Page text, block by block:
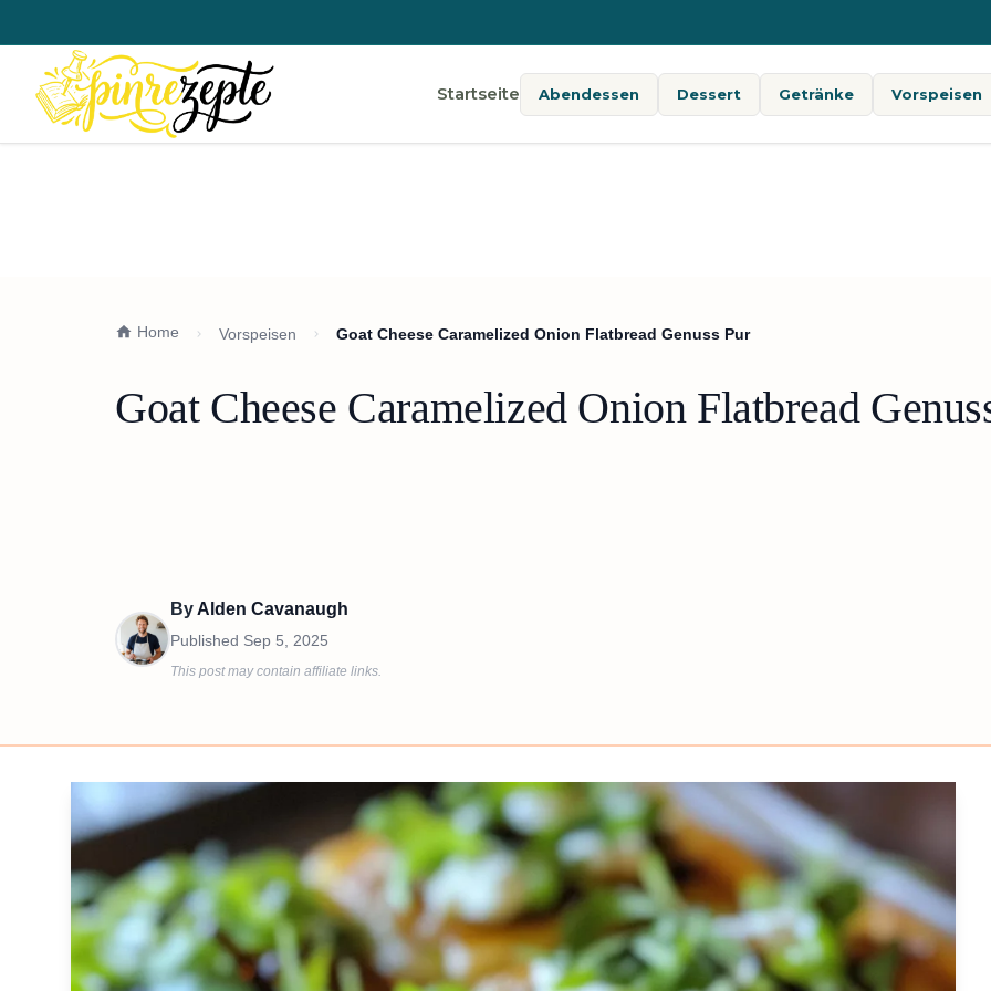
Startseite Abendessen Dessert Getränke Vorspeisen
Home Vorspeisen Goat Cheese Caramelized Onion Flatbread Genuss Pur
Goat Cheese Caramelized Onion Flatbread
ByAlden Cavanaugh
Published Sep 5, 2025
This post may contain affiliate links.